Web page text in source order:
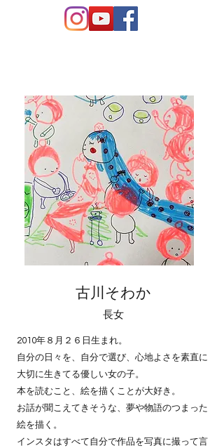
古川そわか
長女
2010年８月２６日生まれ。
自分の日々を、自分で選び、心地よさを素直に
大切に生きてる優しい女の子。
本を読むこと、絵を描くことが大好き。
お話が聞こえてきそうな、夢や物語のつまった
絵を描く。
インスタはすべて自分で作品を写真に撮って言